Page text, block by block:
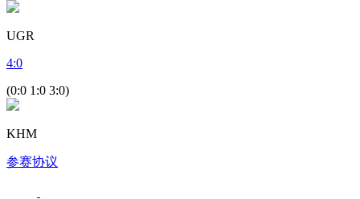
UGR
4:0
(0:0 1:0 3:0)
KHM
参赛协议